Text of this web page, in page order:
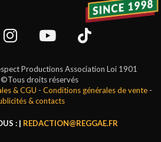
Productions Association Loi 1901
droits réservés
& CGU - Conditions générales de vente-
& contacts
: | REDACTION@REGGAE.FR